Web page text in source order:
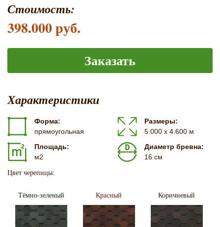
Стоимость:
398.000 руб.
Заказать
Характеристики
Форма:
прямоугольная
Размеры:
5.000 х 4.600 м
Площадь:
м2
Диаметр бревна:
16 см
Цвет черепицы:
Тёмно-зеленый Красный Коричневый